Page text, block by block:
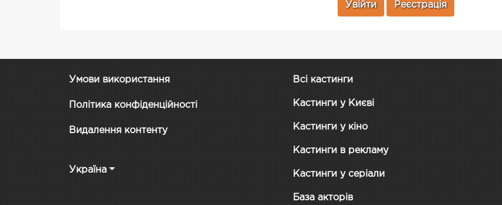
Увійти Реєстрація
Умови використання
Політика конфіденційності
Видалення контенту
Україна
Всі кастинги
Кастинги у Києві
Кастинги у кіно
Кастинги в рекламу
Кастинги у серіали
База акторів